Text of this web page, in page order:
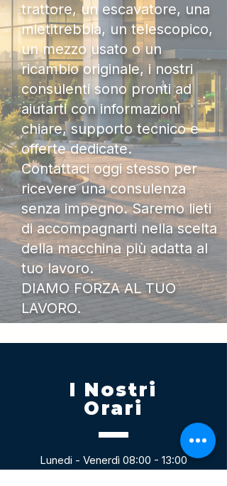
trattore, un escavatore, una
mietitrebbia, un telescopico,
un mezzo usato o un
ricambio originale, i nostri
consulenti sono pronti ad
aiutarti con informazioni
chiare, supporto tecnico e
offerte dedicate.
Contattaci oggi stesso per
ricevere una consulenza
senza impegno. Saremo lieti
di accompagnarti nella scelta
della macchina più adatta al
tuo lavoro.
DIAMO FORZA AL TUO
LAVORO.
I Nostri
Orari
Lunedi - Venerdì 08:00 - 13:00